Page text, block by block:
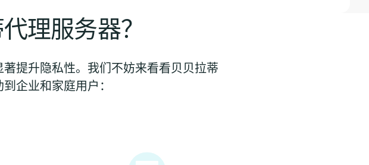
理服务器？
提升隐私性。我们不妨来看看贝贝拉蒂
企业和家庭用户：